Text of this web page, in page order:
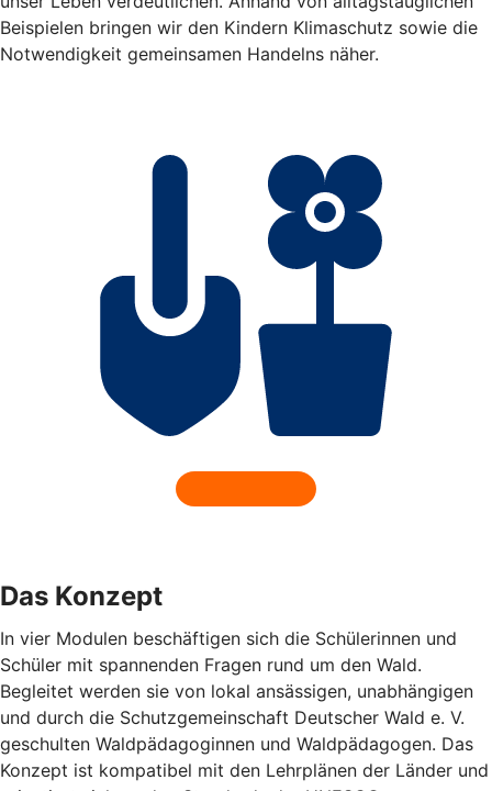
Beispielen bringen wir den Kindern Klimaschutz sowie die
Notwendigkeit gemeinsamen Handelns näher.
Das Konzept
In vier Modulen beschäftigen sich die Schülerinnen und
Schüler mit spannenden Fragen rund um den Wald.
Begleitet werden sie von lokal ansässigen, unabhängigen
und durch die Schutzgemeinschaft Deutscher Wald e. V.
geschulten Waldpädagoginnen und Waldpädagogen. Das
Konzept ist kompatibel mit den Lehrplänen der Länder und